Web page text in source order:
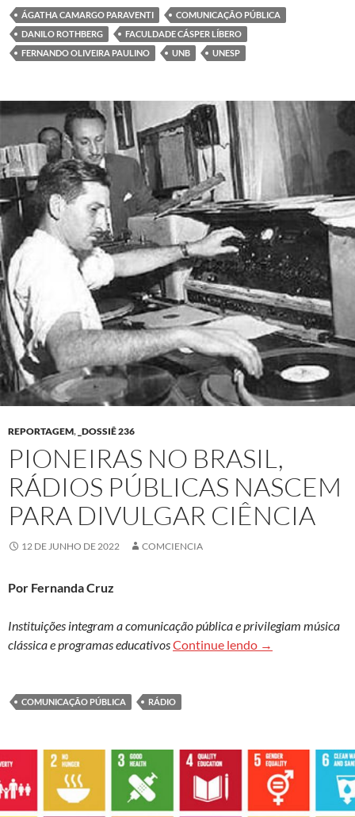
ÁGATHA CAMARGO PARAVENTI
COMUNICAÇÃO PÚBLICA
DANILO ROTHBERG
FACULDADE CÁSPER LÍBERO
FERNANDO OLIVEIRA PAULINO
UNB UNESP
REPORTAGEM, _DOSSIÊ 236
PIONEIRAS NO BRASIL,
RÁDIOS PÚBLICAS NASCEM
PARA DIVULGAR CIÊNCIA
12 DE JUNHO DE 2022 COMCIENCIA
Por Fernanda Cruz
Instituições integram a comunicação pública e privilegiam música
clássica e programas educativosContinue lendo Pioneiras no
→
COMUNICAÇÃO PÚBLICA RÁDIO